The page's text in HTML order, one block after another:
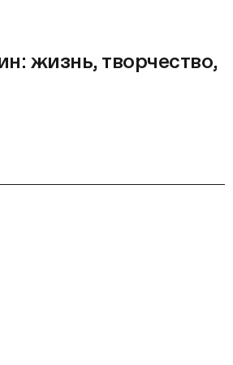
жизнь, творчество,